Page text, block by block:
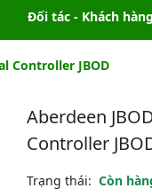
Đối tác - Khách hàng
Controller JBOD
Aberdeen
Controller
Trạng thái: Còn